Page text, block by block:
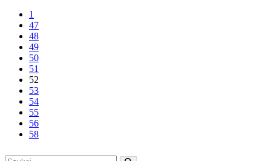
1
47
48
49
50
51
52
53
54
55
56
58